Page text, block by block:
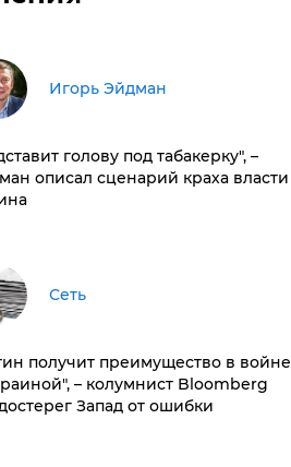
Игорь Эйдман
голову под табакерку", –
описал сценарий краха власти
Сеть
получит преимущество в войне
– колумнист Bloomberg
Запад от ошибки